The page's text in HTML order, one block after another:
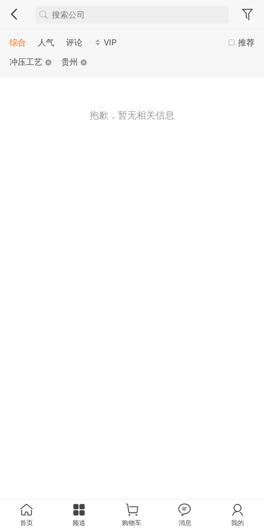
推荐
综合 人气 评论
VIP
冲压工艺
贵州
抱歉，暂无相关信息
首页 频道 购物车 消息 我的